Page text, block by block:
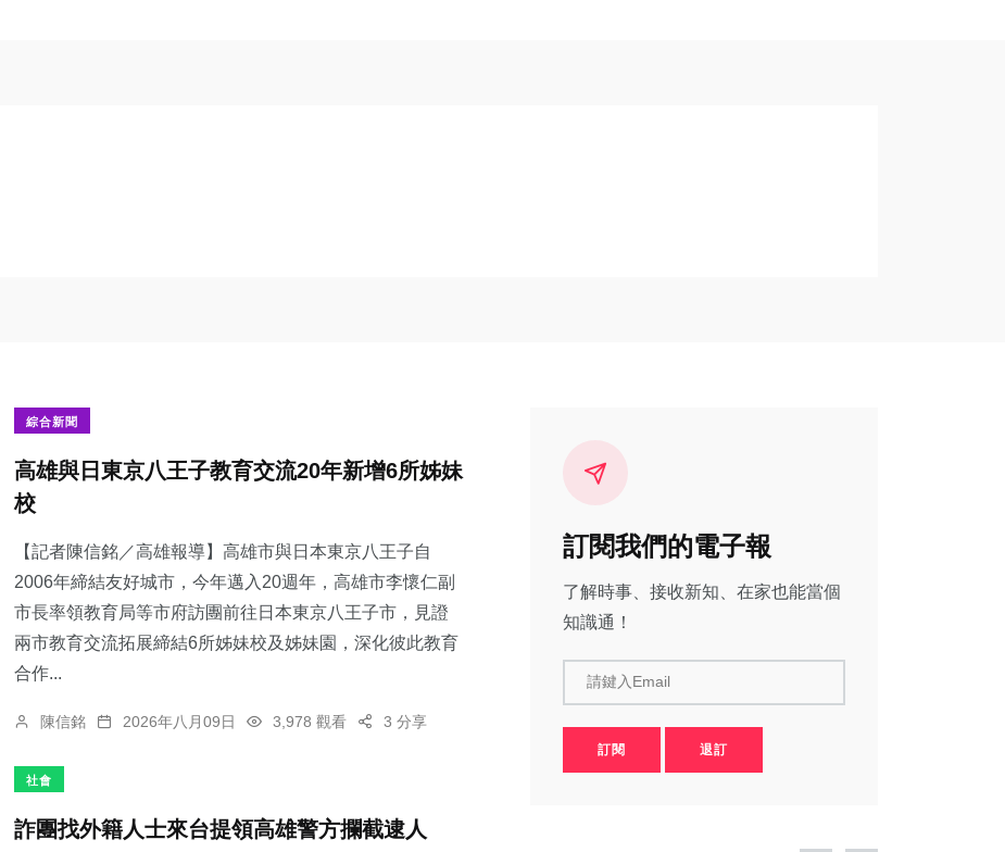
綜合新聞
高雄與日東京八王子教育交流20年新增6所姊妹
校
【記者陳信銘／高雄報導】高雄市與日本東京八王子自
2006年締結友好城市，今年邁入20週年，高雄市李懷仁副
市長率領教育局等市府訪團前往日本東京八王子市，見證
兩市教育交流拓展締結6所姊妹校及姊妹園，深化彼此教育
合作...
陳信銘 2026年八月09日 3,978 觀看 3 分享
社會
詐團找外籍人士來台提領高雄警方攔截逮人
訂閱我們的電子報
了解時事、接收新知、在家也能當個
知識通！
請鍵入Email
訂閱 退訂